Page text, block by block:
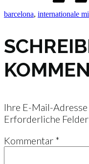
barcelona, internationale
Ihre E-Mail-
Erforderliche
Kommentar *